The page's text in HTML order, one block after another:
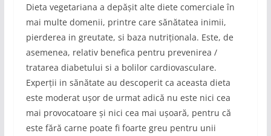
Dieta vegetariana a depășit alte diete comerciale în
mai multe domenii, printre care sănătatea inimii,
pierderea in greutate, si baza nutriționala. Este, de
asemenea, relativ benefica pentru prevenirea /
tratarea diabetului si a bolilor cardiovasculare.
Experții in sănătate au descoperit ca aceasta dieta
este moderat ușor de urmat adică nu este nici cea
mai provocatoare și nici cea mai ușoară, pentru că
este fără carne poate fi foarte greu pentru unii